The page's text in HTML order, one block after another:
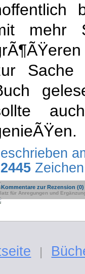
mehr
Sache
2445 Zeichen
Kommentare zur Rezension (0)
für Anregungen und
|